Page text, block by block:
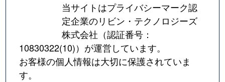
当サイトはプライバシーマーク認
定企業のリビン・テクノロジーズ
株式会社（認証番号：
10830322(10)）が運営しています。
お客様の個人情報は大切に保護されていま
す。